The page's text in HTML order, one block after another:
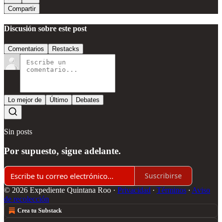
Compartir
Discusión sobre este post
Comentarios Restacks
Lo mejor de Último Debates
Sin posts
Por supuesto, sigue adelante.
Suscribirse
© 2026 Expediente Quintana Roo · Privacidad ∙ Términos ∙ Aviso
de recolección
Crea tu Substack